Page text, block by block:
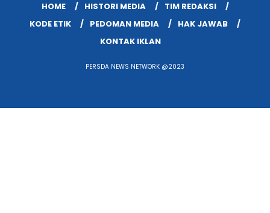
HOME HISTORI MEDIA
TIM REDAKSI
KODE ETIK
PEDOMAN MEDIA
HAK JAWAB
KONTAK IKLAN
PERSDA NEWS NETWORK @2023